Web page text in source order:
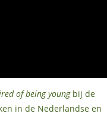
of being youngbij de
in de Nederlandse en